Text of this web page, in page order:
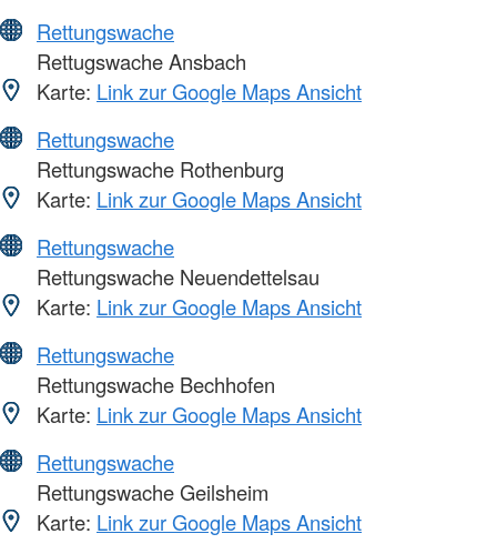
Rettungswache
Rettugswache Ansbach
Karte: Link zur Google Maps Ansicht
Rettungswache
Rettungswache Rothenburg
Karte: Link zur Google Maps Ansicht
Rettungswache
Rettungswache Neuendettelsau
Karte: Link zur Google Maps Ansicht
Rettungswache
Rettungswache Bechhofen
Karte: Link zur Google Maps Ansicht
Rettungswache
Rettungswache Geilsheim
Karte: Link zur Google Maps Ansicht